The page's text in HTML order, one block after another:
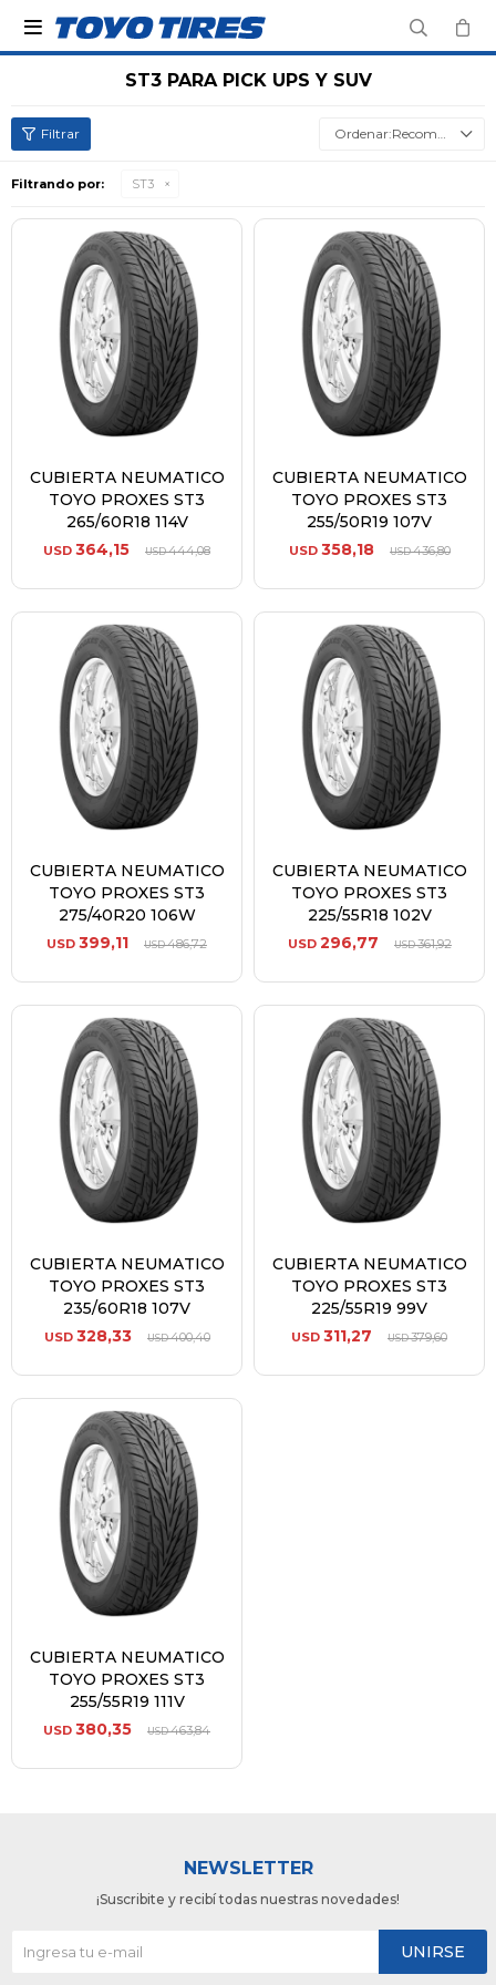

ST3 PARA PICK UPS Y SUV
Recomendados
Filtrando por: ST3
CUBIERTA NEUMATICO
TOYO PROXES ST3
265/60R18 114V
USD 364,15 USD444,08
CUBIERTA NEUMATICO
TOYO PROXES ST3
255/50R19 107V
USD 358,18 USD436,80
CUBIERTA NEUMATICO
TOYO PROXES ST3
275/40R20 106W
USD 399,11 USD486,72
CUBIERTA NEUMATICO
TOYO PROXES ST3
225/55R18 102V
USD 296,77 USD361,92
CUBIERTA NEUMATICO
TOYO PROXES ST3
235/60R18 107V
USD 328,33 USD400,40
CUBIERTA NEUMATICO
TOYO PROXES ST3
225/55R19 99V
USD 311,27 USD379,60
CUBIERTA NEUMATICO
TOYO PROXES ST3
255/55R19 111V
USD 380,35 USD463,84
NEWSLETTER
¡Suscribite y recibí todas nuestras novedades!
UNIRSE